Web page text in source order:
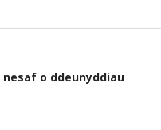
o ddeunyddiau